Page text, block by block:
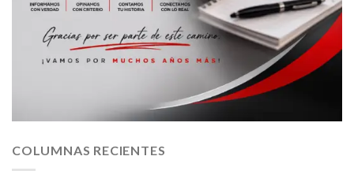
COLUMNAS RECIENTES